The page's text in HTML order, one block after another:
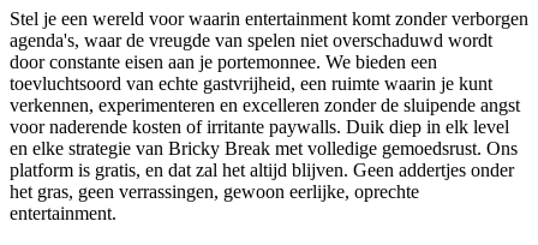
Stel je een wereld voor waarin entertainment komt zonder verborgen
agenda's, waar de vreugde van spelen niet overschaduwd wordt
door constante eisen aan je portemonnee. We bieden een
toevluchtsoord van echte gastvrijheid, een ruimte waarin je kunt
verkennen, experimenteren en excelleren zonder de sluipende angst
voor naderende kosten of irritante paywalls. Duik diep in elk level
en elke strategie van Bricky Break met volledige gemoedsrust. Ons
platform is gratis, en dat zal het altijd blijven. Geen addertjes onder
het gras, geen verrassingen, gewoon eerlijke, oprechte
entertainment.